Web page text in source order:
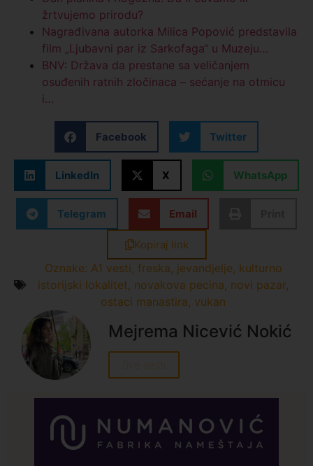
žrtvujemo prirodu?
Nagrađivana autorka Milica Popović predstavila
film „Ljubavni par iz Sarkofaga“ u Muzeju…
BNV: Država da prestane sa veličanjem
osuđenih ratnih zločinaca – sećanje na otmicu
i…
Facebook Twitter
LinkedIn X WhatsApp
Telegram Email
Kopiraj link
Oznake: A1 vesti, freska, jevandjelje, kulturno
istorijski lokalitet, novakova pecina, novi pazar,
ostaci manastira, vukan
Mejrema Nicević Nokić
Sve vesti